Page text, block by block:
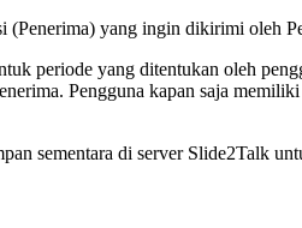
(Penerima) yang ingin dikirimi oleh
periode yang ditentukan oleh
Pengguna kapan saja
sementara di server Slide2Talk